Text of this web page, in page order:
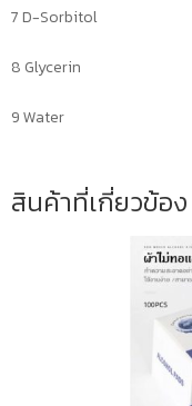
7 D-Sorbitol
8 Glycerin
9 Water
สินค้าที่เกี่ยวข้อง